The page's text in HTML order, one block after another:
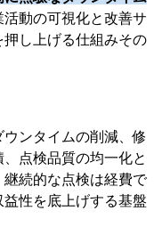
活動の可視化と改善サ
し上げる仕組みその
ンタイムの削減、修
点検品質の均一化と
続的な点検は経費で
性を底上げする基盤